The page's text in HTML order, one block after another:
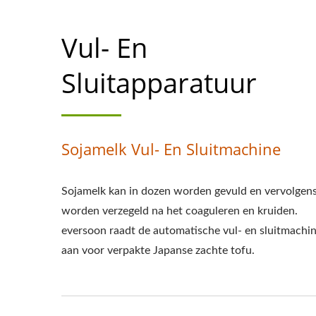
Vul- En
Sluitapparatuur
Sojamelk Vul- En Sluitmachine
Sojamelk kan in dozen worden gevuld en
worden verzegeld na het coaguleren en kruiden.
eversoon raadt de automatische vul- en
aan voor verpakte Japanse zachte tofu.